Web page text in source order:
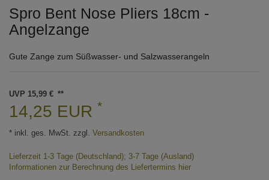
Spro Bent Nose Pliers 18cm -
Angelzange
Gute Zange zum Süßwasser- und Salzwasserangeln
UVP 15,99 €
14,25 EUR *
* inkl. ges. MwSt. zzgl. Versandkosten
Lieferzeit 1-3 Tage (Deutschland); 3-7 Tage (Ausland)
Informationen zur Berechnung des Liefertermins hier